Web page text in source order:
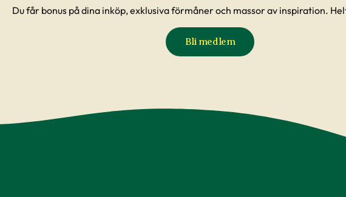
Du får bonus på dina inköp, exklusiva förmåner och massor av inspiration.
Bli medlem